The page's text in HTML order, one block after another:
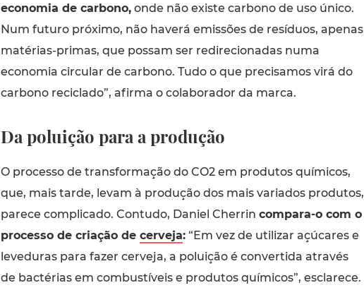
economia de carbono,onde não existe carbono de uso único.
Num futuro próximo, não haverá emissões de resíduos, apenas
matérias-primas, que possam ser redirecionadas numa
economia circular de carbono. Tudo o que precisamos virá do
carbono reciclado”, afirma o colaborador da marca.
Da poluição para a produção
O processo de transformação do CO2 em produtos químicos,
que, mais tarde, levam à produção dos mais variados produtos,
parece complicado. Contudo, Daniel Cherrin compara-o com o
processo de criação de cerveja:“Em vez de utilizar açúcares e
leveduras para fazer cerveja, a poluição é convertida através
de bactérias em combustíveis e produtos químicos”, esclarece.